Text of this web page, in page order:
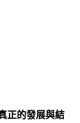
正的發展與結